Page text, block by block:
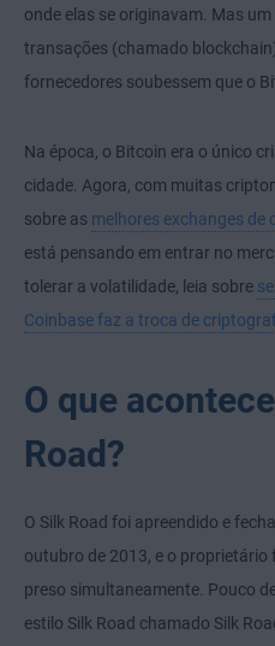
onde elas se originavam. Mas
transações (chamado
fornecedores soubessem que o
Na época, o Bitcoin era o único
cidade. Agora, com muitas
sobre as melhores exchanges de
está pensando em entrar no
tolerar a volatilidade, leia sobre
Coinbase faz a troca de
O que
Road?
O Silk Road foi apreendido e
outubro de 2013, e o proprietário
preso simultaneamente. Pouco
estilo Silk Road chamado Silk